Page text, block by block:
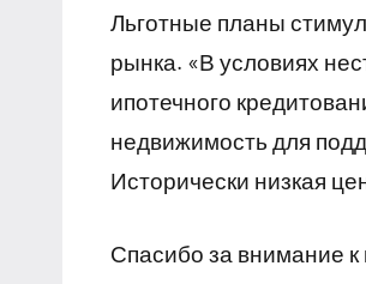
Льготные планы
рынка. «В условиях
ипотечного
недвижимость для
Исторически низкая
Спасибо за внимание